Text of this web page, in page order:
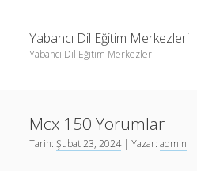
Yabancı Dil Eğitim Merkezleri
Yabancı Dil Eğitim Merkezleri
Liste
Sayfa Listesi
Mcx 150 Yorumlar
Tarih:Şubat 23, 2024| Yazar:admin